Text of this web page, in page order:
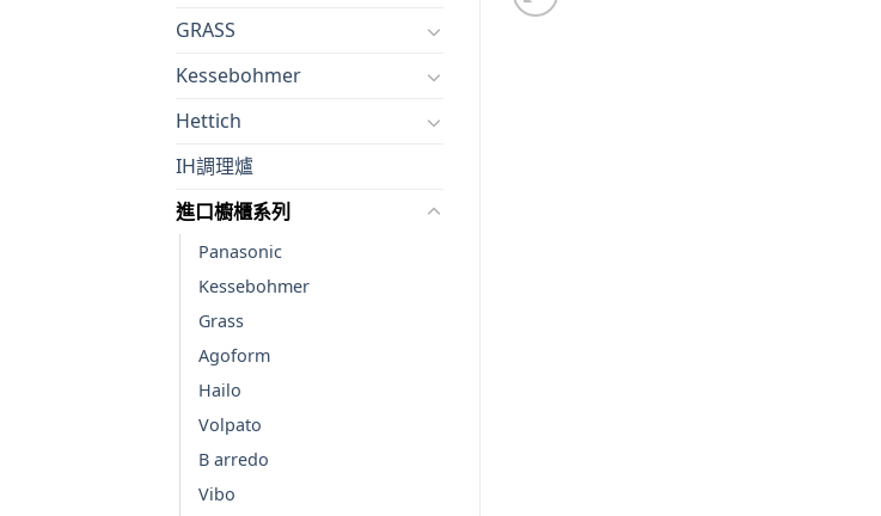
GRASS
Kessebohmer
Hettich
IH調理爐
進口櫥櫃系列
Panasonic
Kessebohmer
Grass
Agoform
Hailo
Volpato
B arredo
Vibo